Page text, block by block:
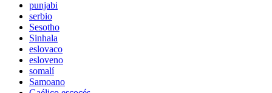
punjabi
serbio
Sesotho
Sinhala
eslovaco
esloveno
somalí
Samoano